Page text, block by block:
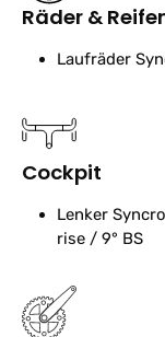
Räder &
Laufräder
Cockpit
Lenker
rise / 9° BS